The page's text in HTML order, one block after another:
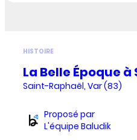
HISTOIRE
La Belle Époque
Saint-Raphaël, Var (83)
Proposé par
L'équipe Baludik